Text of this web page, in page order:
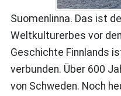
Suomenlinna. Das ist
Weltkulturerbes vor
Geschichte Finnlands
verbunden. Über 600
von Schweden. Noch